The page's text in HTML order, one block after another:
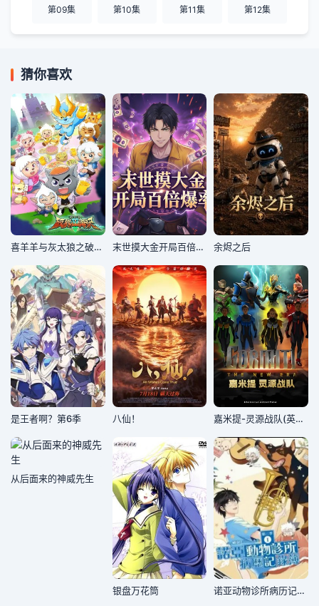
第09集 第10集 第11集 第12集
猜你喜欢
喜羊羊与灰太狼之破界山海诀番外篇 末世摸大金开局百倍爆率 余烬之后
是王者啊？第6季 八仙！ 嘉米提-灵源战队​(英文版)
从后面来的神威先生
银盘万花筒 诺亚动物诊所病历记录簿